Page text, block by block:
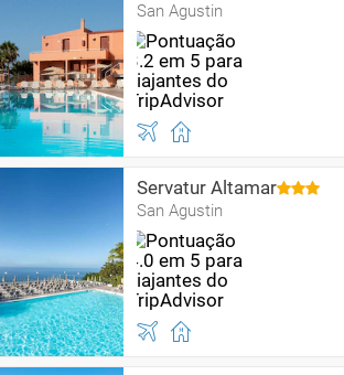
San Agustin
Servatur Altamar
San Agustin